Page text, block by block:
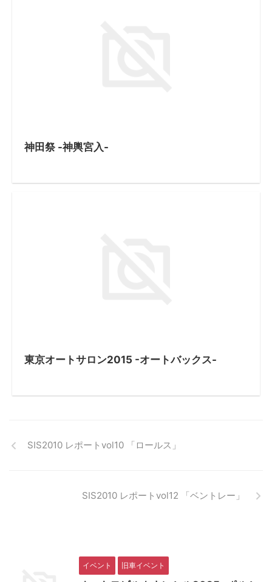
神田祭 -神輿宮入-
東京オートサロン2015 -オートバックス-
SIS2010 レポートvol10 「ロールス」
SIS2010 レポートvol12 「ベントレー」
イベント 旧車イベント